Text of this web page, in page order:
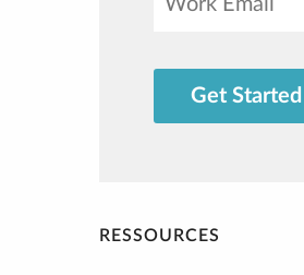
Get Started
RESSOURCES